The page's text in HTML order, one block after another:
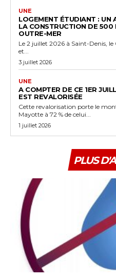
UNE
LOGEMENT ÉTUDIANT : UN
LA CONSTRUCTION DE 500
OUTRE-MER
Le 2 juillet 2026 à Saint-Denis, le
et...
3 juillet 2026
UNE
A COMPTER DE CE 1ER
EST REVALORISÉE
Cette revalorisation porte le
Mayotte à 72 % de celui...
1 juillet 2026
PLUS